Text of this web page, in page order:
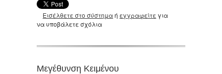
Εισέλθετε στο σύστημαή εγγραφείτε για
να υποβάλετε σχόλια
Μεγέθυνση Κειμένου